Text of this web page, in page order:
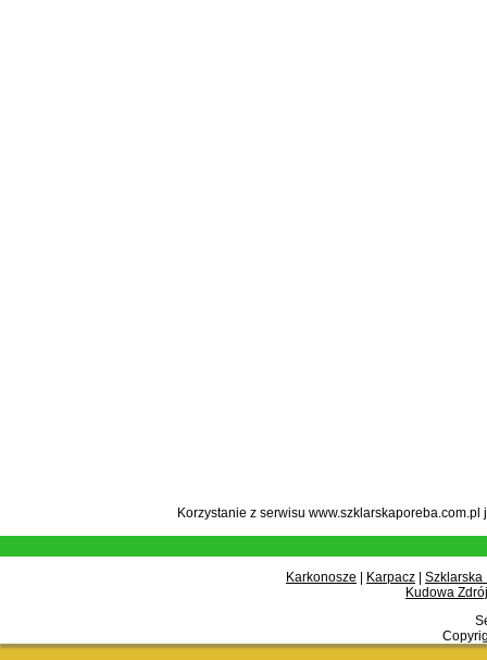
Korzystanie z serwisu
Karkonosze Karpacz
Szklarska
Kudowa